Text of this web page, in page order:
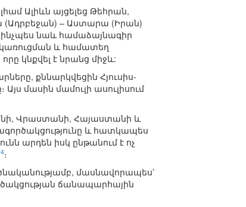
Ալիևն այցելեց Թեհրան,
(Ադրբեջան) – Աստարա (Իրան)
ինչպես նաև համաձայնագիր
կառուցման և համատեղ
կնքվել է նրանց միջև:
քննարկվեցին Հյուսիս-
մասին մամուլի ասուլիսում
Վրաստանի, Հայաստանի և
և հատկապես
արդեն իսկ ընթանում է ոչ
4։
մասնավորապես՝
ճանապարհային